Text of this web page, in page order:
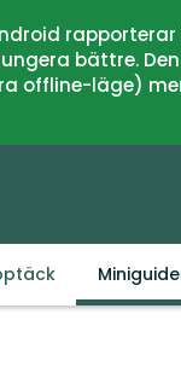
bättre.
offline-läge)